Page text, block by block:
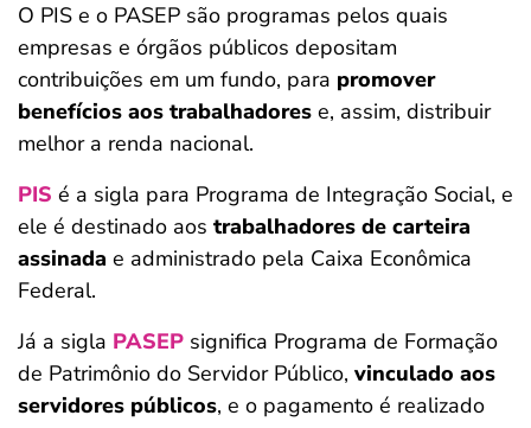
O PIS e o PASEP são programas pelos quais
empresas e órgãos públicos depositam
contribuições em um fundo, para promover
benefícios aos trabalhadores e, assim, distribuir
melhor a renda nacional.
PIS é a sigla para Programa de Integração Social, e
ele é destinado aos trabalhadores de carteira
assinada e administrado pela Caixa Econômica
Federal.
Já a sigla PASEP significa Programa de Formação
de Patrimônio do Servidor Público, vinculado aos
servidores públicos, e o pagamento é realizado